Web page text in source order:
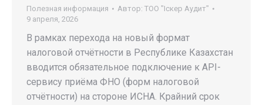
Полезная информация Автор: ТОО "Iскер Аудит"
9 апреля, 2026
В рамках перехода на новый формат
налоговой отчётности в Республике Казахстан
вводится обязательное подключение к API-
сервису приёма ФНО (форм налоговой
отчётности) на стороне ИСНА. Крайний срок